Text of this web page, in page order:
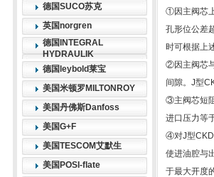
德国SUCO苏克
英国norgren
德国INTEGRAL
HYDRAULIK
德国leybold莱宝
美国米顿罗MILTONROY
美国丹佛斯Danfoss
美国G+F
美国TESCOM艾默生
美国POSI-flate
①因主阀芯
孔形位公差
时可根据上
②因主阀芯
间隙。J型
③主阀芯短
进口压力等
④对J型CKD
使进油腔与
于最大开度